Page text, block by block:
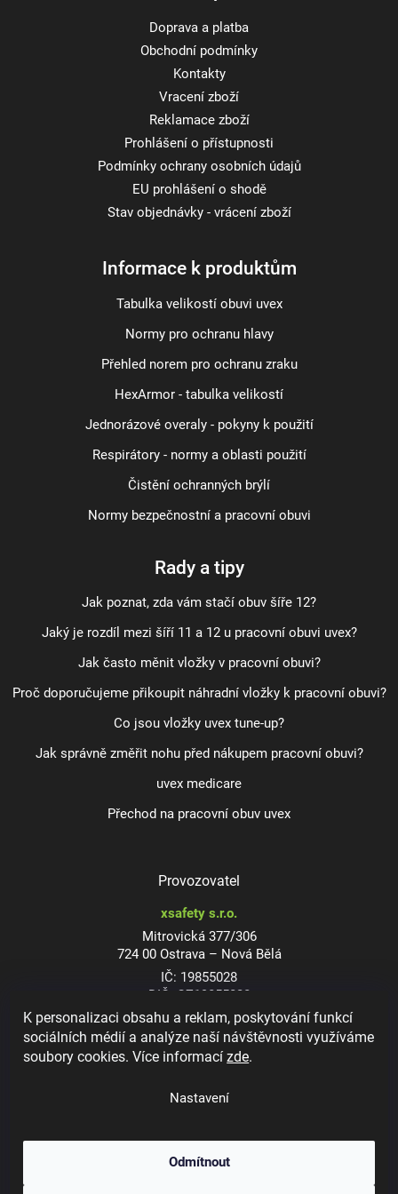
K personalizaci obsahu a reklam, poskytování funkcí
sociálních médií a analýze naší návštěvnosti využíváme
soubory cookies. Více informacízde.
Nastavení
Odmítnout
Doprava a platba
Obchodní podmínky
Kontakty
Vracení zboží
Reklamace zboží
Prohlášení o přístupnosti
Podmínky ochrany osobních údajů
EU prohlášení o shodě
Stav objednávky - vrácení zboží
Informace k produktům
Tabulka velikostí obuvi uvex
Normy pro ochranu hlavy
Přehled norem pro ochranu zraku
HexArmor - tabulka velikostí
Jednorázové overaly - pokyny k použití
Respirátory - normy a oblasti použití
Čistění ochranných brýlí
Normy bezpečnostní a pracovní obuvi
Rady a tipy
Jak poznat, zda vám stačí obuv šíře 12?
Jaký je rozdíl mezi šíří 11 a 12 u pracovní obuvi uvex?
Jak často měnit vložky v pracovní obuvi?
Proč doporučujeme přikoupit náhradní vložky k pracovní obuvi?
Co jsou vložky uvex tune-up?
Jak správně změřit nohu před nákupem pracovní obuvi?
uvex medicare
Přechod na pracovní obuv uvex
Provozovatel
xsafety s.r.o.
Mitrovická 377/306
724 00 Ostrava – Nová Bělá
IČ: 19855028
DIČ: CZ19855028
Dioptrické ochranné brýle